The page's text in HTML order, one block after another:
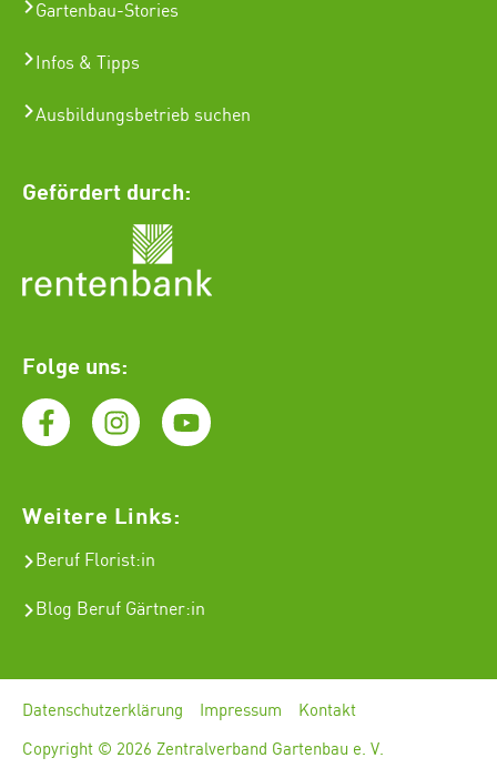
Gartenbau-Stories
Infos & Tipps
Ausbildungsbetrieb suchen
Gefördert durch:
Folge uns:
Weitere Links:
Beruf Florist:in
Blog Beruf Gärtner:in
Datenschutzerklärung Impressum Kontakt
Copyright © 2026 Zentralverband Gartenbau e. V.